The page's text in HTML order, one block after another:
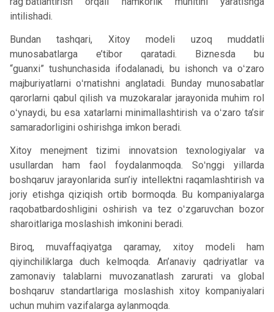
intilishadi.
Bundan tashqari, Xitoy modeli uzoq muddatli
munosabatlarga e’tibor qaratadi. Biznesda bu
“guanxi” tushunchasida ifodalanadi, bu ishonch va oʻzaro
majburiyatlarni oʻrnatishni anglatadi. Bunday munosabatlar
qarorlarni qabul qilish va muzokaralar jarayonida muhim rol
oʻynaydi, bu esa xatarlarni minimallashtirish va oʻzaro ta’sir
samaradorligini oshirishga imkon beradi.
Xitoy menejment tizimi innovatsion texnologiyalar va
usullardan ham faol foydalanmoqda. Soʻnggi yillarda
boshqaruv jarayonlarida sun’iy intellektni raqamlashtirish va
joriy etishga qiziqish ortib bormoqda. Bu kompaniyalarga
raqobatbardoshligini oshirish va tez oʻzgaruvchan bozor
sharoitlariga moslashish imkonini beradi.
Biroq, muvaffaqiyatga qaramay, xitoy modeli ham
qiyinchiliklarga duch kelmoqda. An’anaviy qadriyatlar va
zamonaviy talablarni muvozanatlash zarurati va global
boshqaruv standartlariga moslashish xitoy kompaniyalari
uchun muhim vazifalarga aylanmoqda.